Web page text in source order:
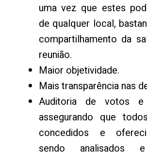
uma vez que estes
de qualquer local,
compartilhamento da
reunião.
Maior objetividade.
Mais transparência nas
Auditoria de votos e
assegurando que
concedidos e
sendo analisados